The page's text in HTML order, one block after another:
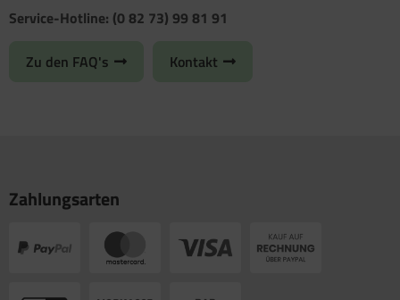
Service-Hotline: (0 82 73) 99 81 91
Zu den FAQ's Kontakt
Zahlungsarten